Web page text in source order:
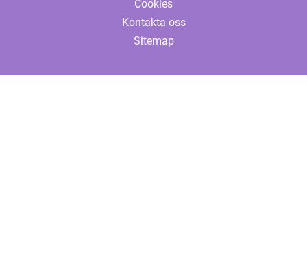
Cookies
Kontakta oss
Sitemap